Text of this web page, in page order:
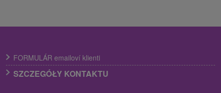
FORMULÁR emailoví klienti
SZCZEGÓŁY KONTAKTU